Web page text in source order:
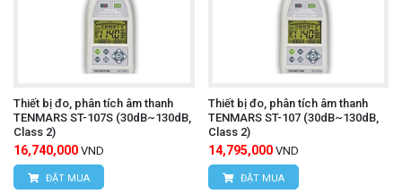
Thiết bị đo, phân tích âm thanh
TENMARS ST-107S (30dB~130dB,
Class 2)
16,740,000 VND
ĐẶT MUA
Thiết bị đo, phân tích âm thanh
TENMARS ST-107 (30dB~130dB,
Class 2)
14,795,000 VND
ĐẶT MUA